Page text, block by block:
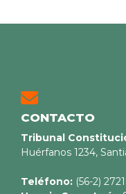
CONTACTO
Tribunal
Huérfanos 1234,
Teléfono: (56-2)